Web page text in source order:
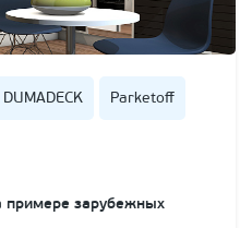
DUMADECK Parketoff
примере зарубежных